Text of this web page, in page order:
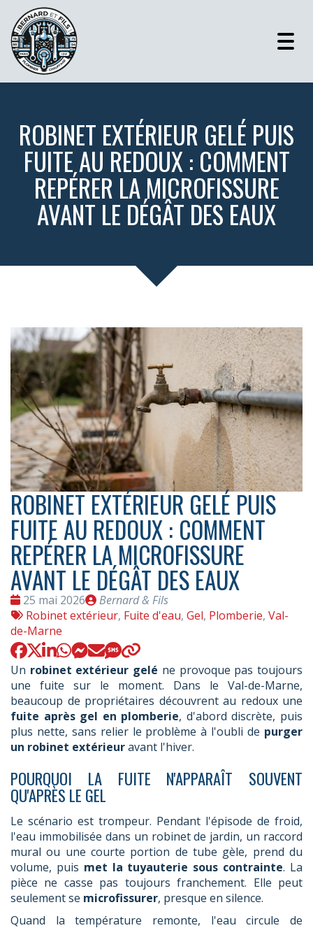
ROBINET EXTÉRIEUR GELÉ PUIS
FUITE AU REDOUX : COMMENT
REPÉRER LA MICROFISSURE
AVANT LE DÉGÂT DES EAUX
ROBINET EXTÉRIEUR GELÉ PUIS
FUITE AU REDOUX : COMMENT
REPÉRER LA MICROFISSURE
AVANT LE DÉGÂT DES EAUX
Date
:
25 mai 2026
Publié
par
Bernard & Fils
Tags
:
Robinet extérieur, Fuite d'eau, Gel, Plomberie, Val-
de-Marne
Un robinet extérieur gelé ne provoque pas toujours
une fuite sur le moment. Dans le Val-de-Marne,
beaucoup de propriétaires découvrent au redoux une
fuite après gel en plomberie, d'abord discrète, puis
plus nette, sans relier le problème à l'oubli de purger
un robinet extérieuravant l'hiver.
POURQUOI LA FUITE N'APPARAÎT SOUVENT
QU'APRÈS LE GEL
Le scénario est trompeur. Pendant l'épisode de froid,
l'eau immobilisée dans un robinet de jardin, un raccord
mural ou une courte portion de tube gèle, prend du
volume, puis met la tuyauterie sous contrainte. La
pièce ne casse pas toujours franchement. Elle peut
seulement se microfissurer, presque en silence.
Quand la température remonte, l'eau circule de